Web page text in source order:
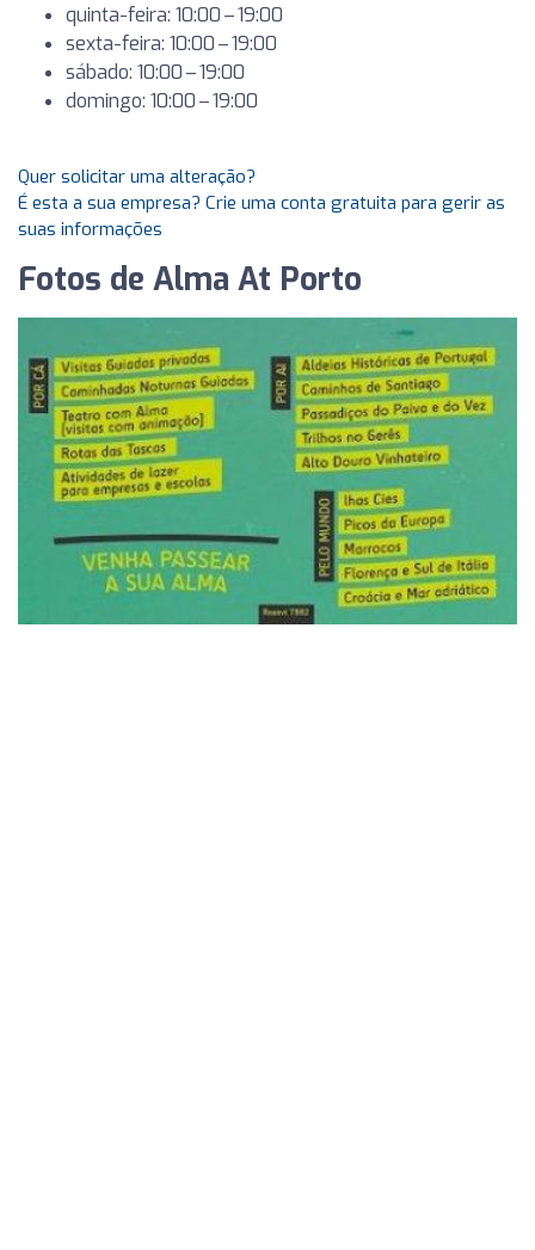
quinta-feira: 10:00 – 19:00
sexta-feira: 10:00 – 19:00
sábado: 10:00 – 19:00
domingo: 10:00 – 19:00
Quer solicitar uma alteração?
É esta a sua empresa? Crie uma conta gratuita para gerir as
suas informações
Fotos de Alma At Porto